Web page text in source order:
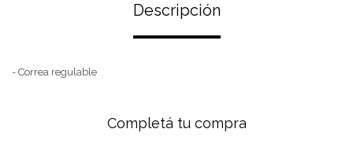
Descripción
- Correa regulable
Completá tu compra